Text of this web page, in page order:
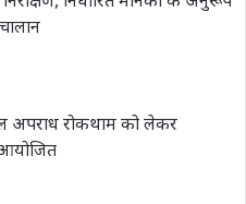
अपराध रोकथाम को लेकर